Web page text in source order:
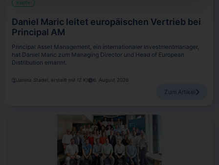
Köpfe
Daniel Maric leitet europäischen Vertrieb bei
Principal AM
Principal Asset Management, ein internationaler Investmentmanager,
hat Daniel Maric zum Managing Director und Head of European
Distribution ernannt.
Janina Stadel, erstellt mit IZ KI 6. August 2026
Zum Artikel